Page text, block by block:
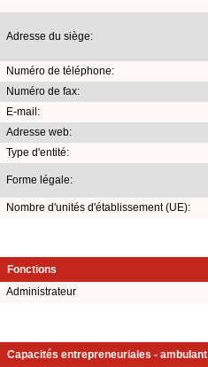
Adresse du siège:
Numéro de téléphone:
Numéro de fax:
E-mail:
Adresse web:
Type d'entité:
Forme légale:
Nombre d'unités d'établissement (UE):
Fonctions
Administrateur
Capacités entrepreneuriales -